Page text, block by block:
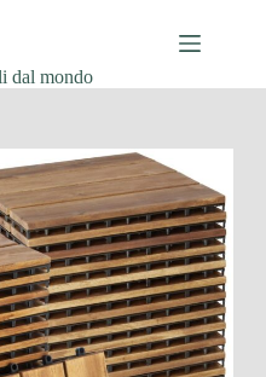
dal mondo